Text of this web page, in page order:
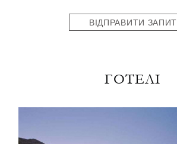
ВІДПРАВИТИ ЗАПИТ
ГОТЕЛІ